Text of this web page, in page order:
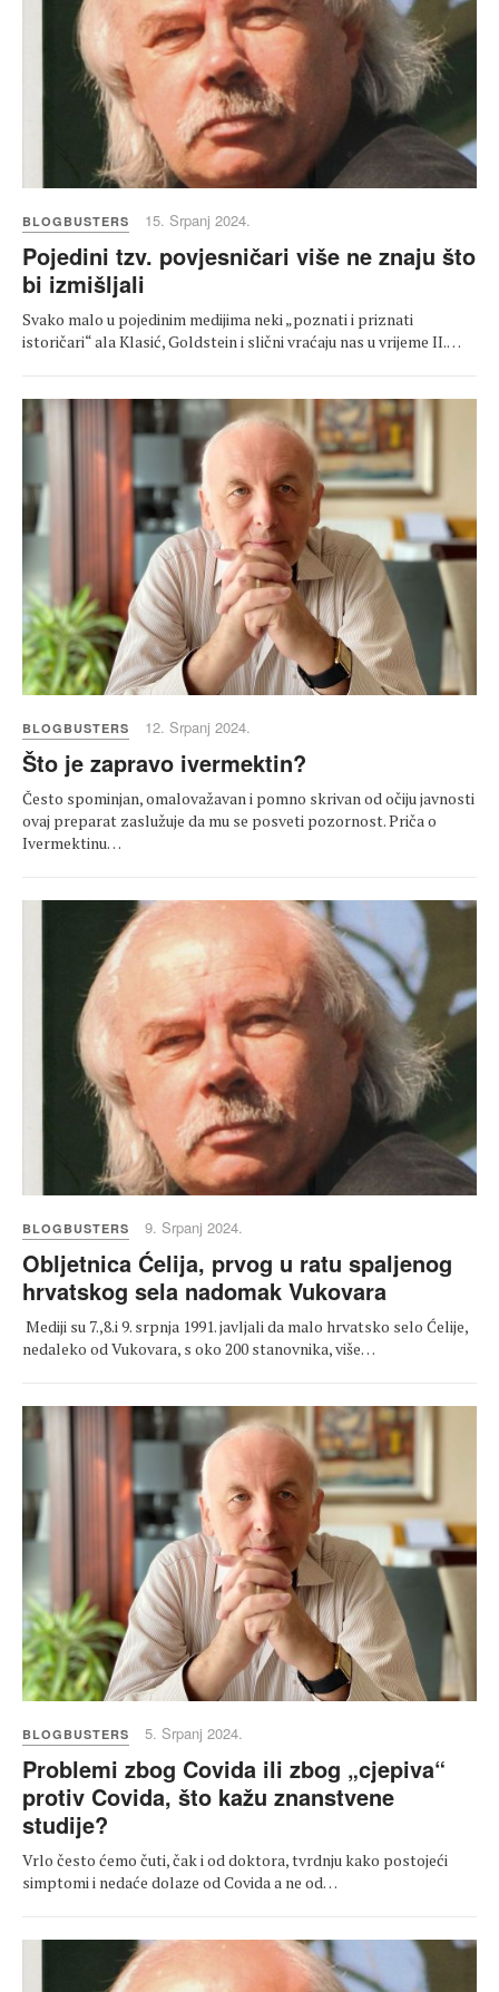
BLOGBUSTERS 15. Srpanj 2024.
Pojedini tzv. povjesničari više ne znaju što
bi izmišljali
Svako malo u pojedinim medijima neki „poznati i priznati
istoričari“ ala Klasić, Goldstein i slični vraćaju nas u vrijeme II.…
BLOGBUSTERS 12. Srpanj 2024.
Što je zapravo ivermektin?
Često spominjan, omalovažavan i pomno skrivan od očiju javnosti
ovaj preparat zaslužuje da mu se posveti pozornost. Priča o
Ivermektinu…
BLOGBUSTERS 9. Srpanj 2024.
Obljetnica Ćelija, prvog u ratu spaljenog
hrvatskog sela nadomak Vukovara
Mediji su 7.,8.i 9. srpnja 1991. javljali da malo hrvatsko selo Ćelije,
nedaleko od Vukovara, s oko 200 stanovnika, više…
BLOGBUSTERS 5. Srpanj 2024.
Problemi zbog Covida ili zbog „cjepiva“
protiv Covida, što kažu znanstvene
studije?
Vrlo često ćemo čuti, čak i od doktora, tvrdnju kako postojeći
simptomi i nedaće dolaze od Covida a ne od…